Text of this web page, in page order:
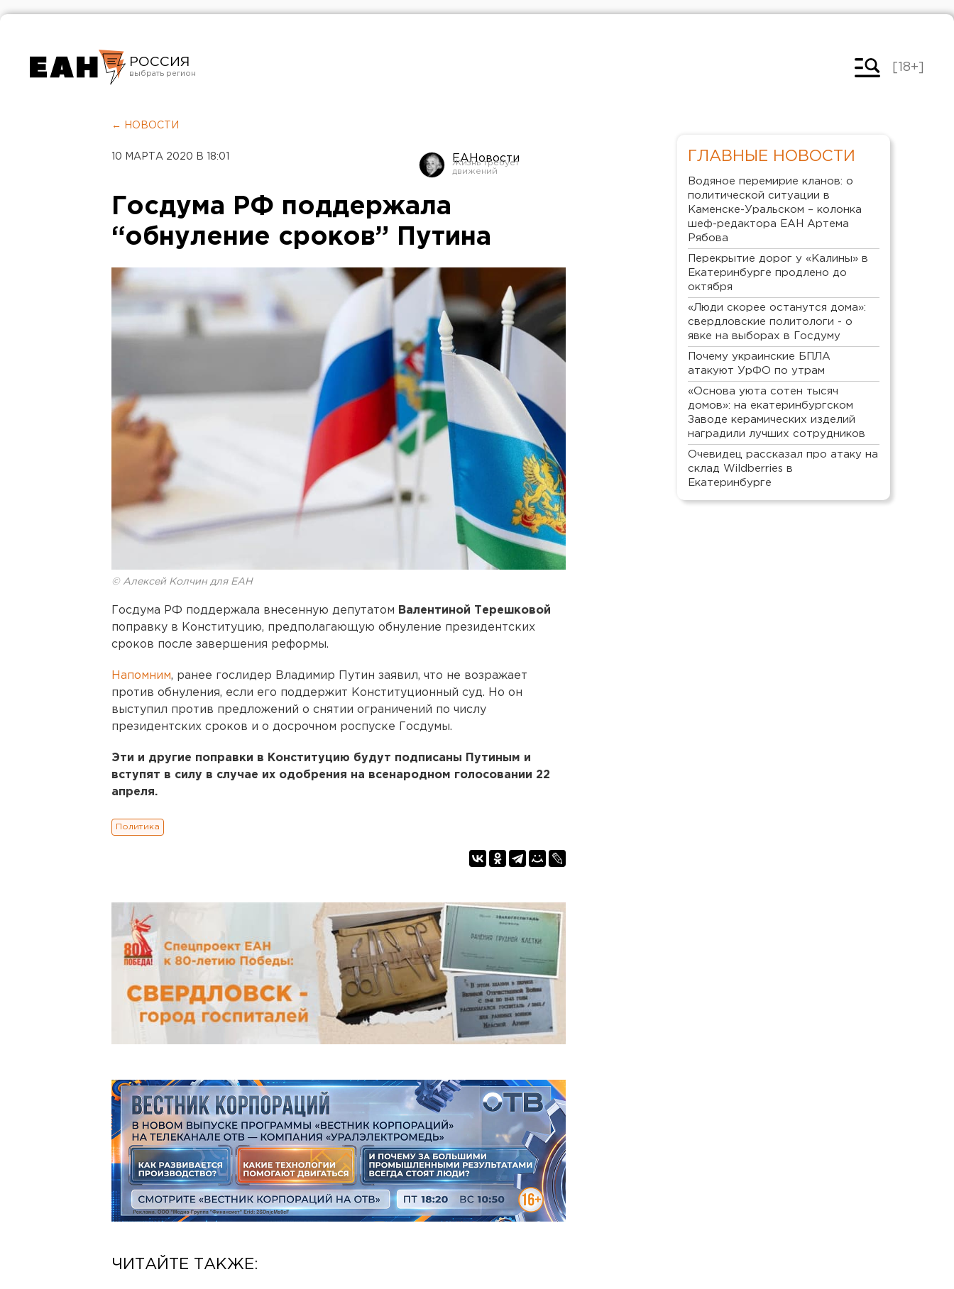
РОССИЯ
Челябинск
[18+]
← НОВОСТИ
10 МАРТА 2020 В 18:01 ЕАНовости
Госдума РФ поддержала
“обнуление сроков” Путина
© Алексей Колчин для ЕАН
Госдума РФ поддержала внесенную депутатом Валентиной Терешковой
поправку в Конституцию, предполагающую обнуление президентских
сроков после завершения реформы.
Напомним, ранее гослидер Владимир Путин заявил, что не возражает
против обнуления, если его поддержит Конституционный суд. Но он
выступил против предложений о снятии ограничений по числу
президентских сроков и о досрочном роспуске Госдумы.
Эти и другие поправки в Конституцию будут подписаны Путиным и
вступят в силу в случае их одобрения на всенародном голосовании 22
апреля.
Политика
ЧИТАЙТЕ ТАКЖЕ:
ГЛАВНЫЕ НОВОСТИ
Водяное перемирие кланов: о
политической ситуации в
Каменске-Уральском – колонка
шеф-редактора ЕАН Артема
Рябова
Перекрытие дорог у «Калины» в
Екатеринбурге продлено до
октября
«Люди скорее останутся дома»:
свердловские политологи - о
явке на выборах в Госдуму
Почему украинские БПЛА
атакуют УрФО по утрам
«Основа уюта сотен тысяч
домов»: на екатеринбургском
Заводе керамических изделий
наградили лучших сотрудников
Очевидец рассказал про атаку на
склад Wildberries в
Екатеринбурге